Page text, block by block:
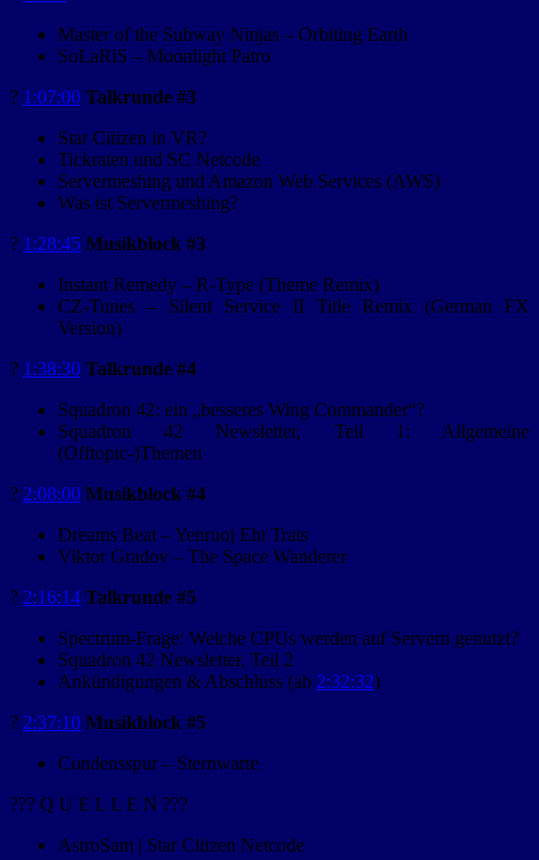
Master of the Subway Ninjas – Orbiting Earth
SoLaRiS – Moonlight Patro
?️ 1:07:00 Talkrunde #3
Star Citizen in VR?
Tickraten und SC Netcode
Servermeshing und Amazon Web Services (AWS)
Was ist Servermeshing?
? 1:28:45 Musikblock #3
Instant Remedy – R-Type (Theme Remix)
CZ-Tunes – Silent Service II Title Remix (German FX
Version)
?️ 1:38:30 Talkrunde #4
Squadron 42: ein „besseres Wing Commander“?
Squadron 42 Newsletter, Teil 1: Allgemeine
(Offtopic-)Themen
? 2:08:00 Musikblock #4
Dreams Beat – Yenruoj Eht Trats
Viktor Gradov – The Space Wanderer
?️ 2:16:14 Talkrunde #5
Spectrum-Frage: Welche CPUs werden auf Servern genutzt?
Squadron 42 Newsletter, Teil 2
Ankündigungen & Abschluss (ab 2:32:32)
? 2:37:10 Musikblock #5
Condensspur – Sternwarte
??? Q U E L L E N ???
AstroSam | Star Citizen Netcode